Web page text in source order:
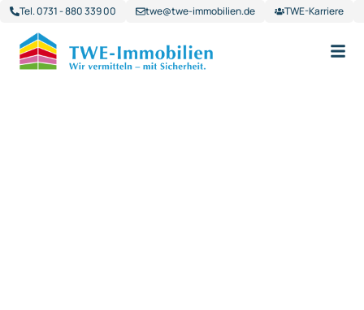
Tel. 0731 - 880 339 00 twe@twe-immobilien.de TWE-Karriere